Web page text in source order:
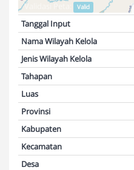
Validasi Peta: Valid
Tanggal Input
Nama Wilayah Kelola
Jenis Wilayah Kelola
Tahapan
Luas
Provinsi
Kabupaten
Kecamatan
Desa